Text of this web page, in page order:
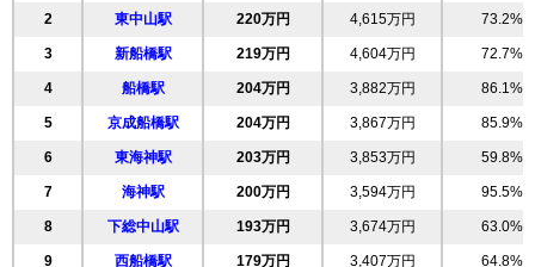
無料一括査定をする
パークホームズ船橋宮本ヒルトップ
住所 千葉県船橋市宮本6丁目
交通 東船橋駅（6分）
5,990万円～6,390万円
20 山手 170万円 3,733万円 55.4%
21 南本町 168万円 3,535万円 52.4%
22 高瀬町 163万円 3,419万円 56.1%
23 海神町南 161万円 3,063万円 57.6%
24 高根台 160万円 3,361万円 67.6%
25 七林町 159万円 3,023万円 86.7%
26 前貝塚町 156万円 3,272万円 71.7%
2 東中山駅 220万円 4,615万円 73.2%
3 新船橋駅 219万円 4,604万円 72.7%
4 船橋駅 204万円 3,882万円 86.1%
5 京成船橋駅 204万円 3,867万円 85.9%
6 東海神駅 203万円 3,853万円 59.8%
7 海神駅 200万円 3,594万円 95.5%
8 下総中山駅 193万円 3,674万円 63.0%
9 西船橋駅 179万円 3,407万円 64.8%